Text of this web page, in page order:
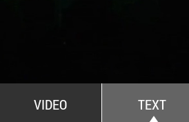
All
VIDEO TEXT